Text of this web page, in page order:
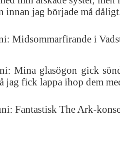
innan jag började må
Midsommarfirande i
Mina glasögon gick
jag fick lappa ihop dem
Fantastisk The Ark-